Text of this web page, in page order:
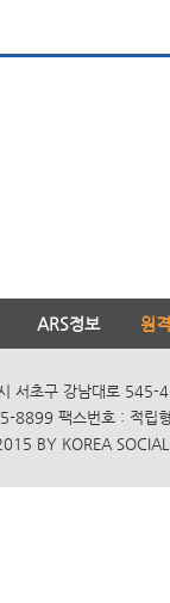
ARS정보 원
서초구 강남대로 545-
8899 팩스번호 : 적립
BY KOREA SOCIAL